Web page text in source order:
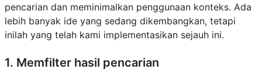
pencarian dan meminimalkan penggunaan konteks. Ada
lebih banyak ide yang sedang dikembangkan, tetapi
inilah yang telah kami implementasikan sejauh ini.
1. Memfilter hasil pencarian